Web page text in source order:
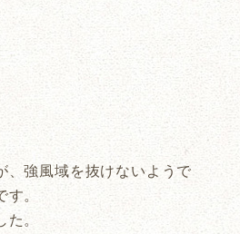
、強風域を抜けないようで
。
。